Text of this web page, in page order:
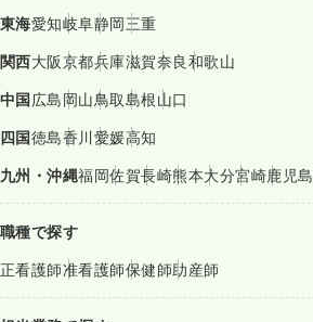
東海愛知岐阜静岡三重
関西大阪京都兵庫滋賀奈良和歌山
中国広島岡山鳥取島根山口
四国徳島香川愛媛高知
九州・沖縄福岡佐賀長崎熊本大分宮崎鹿児島
職種で探す
正看護師准看護師保健師助産師